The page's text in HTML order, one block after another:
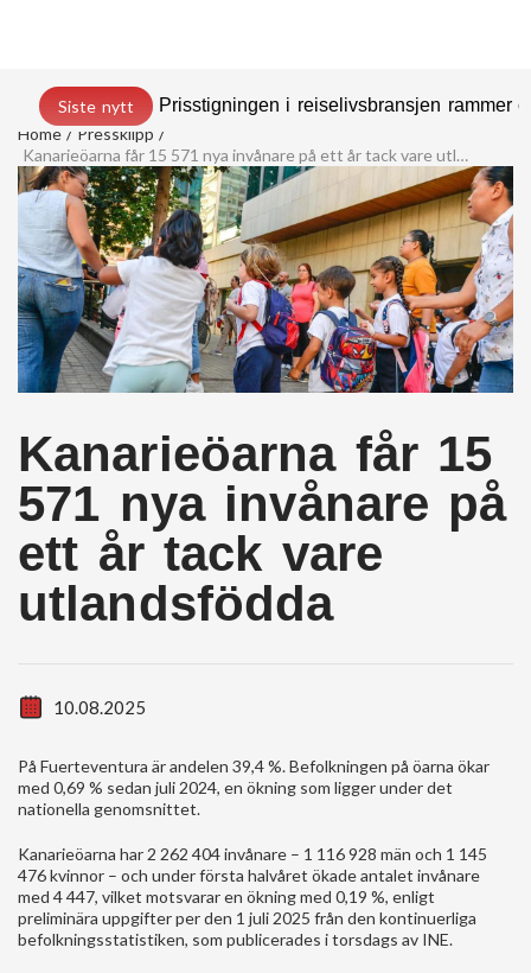
Siste nytt
Prisstigningen i reiselivsbransjen rammer
Home
Pressklipp
Kanarieöarna får 15 571 nya invånare på ett år tack vare utlandsfödda
Kanarieöarna får 15
571 nya invånare på
ett år tack vare
utlandsfödda
10.08.2025
På Fuerteventura är andelen 39,4 %. Befolkningen på öarna ökar
med 0,69 % sedan juli 2024, en ökning som ligger under det
nationella genomsnittet.
Kanarieöarna har 2 262 404 invånare – 1 116 928 män och 1 145
476 kvinnor – och under första halvåret ökade antalet invånare
med 4 447, vilket motsvarar en ökning med 0,19 %, enligt
preliminära uppgifter per den 1 juli 2025 från den kontinuerliga
befolkningsstatistiken, som publicerades i torsdags av INE.